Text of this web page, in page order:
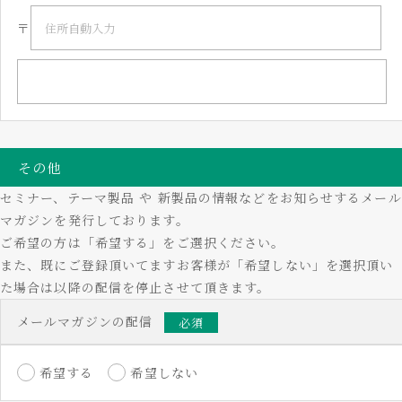
〒
その他
セミナー、テーマ製品 や 新製品の情報などをお知らせするメール
マガジンを発行しております。
ご希望の方は「希望する」をご選択ください。
また、既にご登録頂いてますお客様が「希望しない」を選択頂い
た場合は以降の配信を停止させて頂きます。
メールマガジンの配信
必須
希望する 希望しない